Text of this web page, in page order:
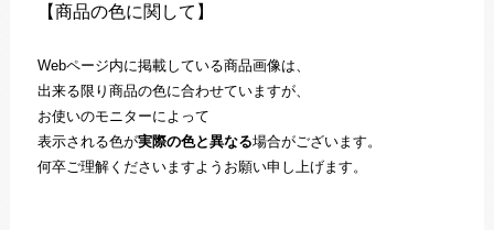
【商品の色に関して】
Webページ内に掲載している商品画像は、
出来る限り商品の色に合わせていますが、
お使いのモニターによって
表示される色が実際の色と異なる場合がございます。
何卒ご理解くださいますようお願い申し上げます。